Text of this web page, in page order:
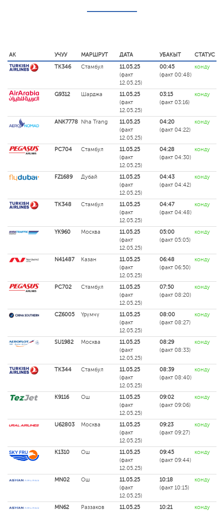
АК УЧУУ МАРШРУТ ДАТА УБАКЫТ
СТАТУС
TK346
Стамбул
11.05.25
(факт
12.05.25)
00:45
(факт 00:48)
конду
G9312 Шарджа
11.05.25
(факт
12.05.25)
03:15
(факт 03:16)
конду
ANK7778 Nha Trang
11.05.25
(факт
12.05.25)
04:20
(факт 04:22)
конду
PC704 Стамбул
11.05.25
(факт
12.05.25)
04:28
(факт 04:30)
конду
FZ1689 Дубай
11.05.25
(факт
12.05.25)
04:43
(факт 04:42)
конду
TK348 Стамбул
11.05.25
(факт
12.05.25)
04:47
(факт 04:48)
конду
YK960 Москва
11.05.25
(факт
12.05.25)
05:00
(факт 05:05)
конду
N41487 Казан
11.05.25
(факт
12.05.25)
06:48
(факт 06:50)
конду
PC702 Стамбул
11.05.25
(факт
12.05.25)
07:50
(факт 08:20)
конду
CZ6005 Үрүмчү
11.05.25
(факт
12.05.25)
08:00
(факт 08:27)
конду
SU1982 Москва
11.05.25
(факт
12.05.25)
08:29
(факт 08:33)
конду
TK344 Стамбул
11.05.25
(факт
12.05.25)
08:39
(факт 08:40)
конду
K9116 Ош
11.05.25
(факт
12.05.25)
09:02
(факт 09:06)
конду
U62803 Москва
11.05.25
(факт
12.05.25)
09:23
(факт 09:27)
конду
K1310 Ош
11.05.25
(факт
12.05.25)
09:45
(факт 09:44)
конду
MN02 Ош
11.05.25
(факт
12.05.25)
10:18
(факт 10:15)
конду
MN62 Раззаков
11.05.25
10:21
конду